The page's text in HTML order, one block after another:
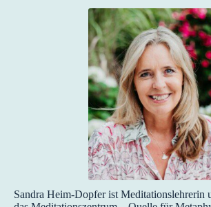
Sandra Heim-Dopfer ist Meditationslehrerin